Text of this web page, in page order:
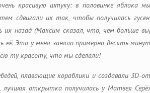
красивую штуку: в половинке яблока
сдвигали их так, чтобы получилась
назад (Максим сказал, что, чем больше
её. Это у меня заняло примерно десять
ту красоту, что мы сделали!
плавающие кораблики и создавали 3D-
лучшая открытка получилась у Матвея